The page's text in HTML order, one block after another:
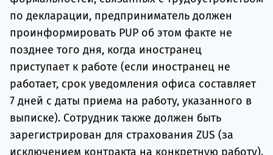
по декларации, предприниматель должен
проинформировать PUP об этом факте не
позднее того дня, когда иностранец
приступает к работе (если иностранец не
работает, срок уведомления офиса составляет
7 дней с даты приема на работу, указанного в
выписке). Сотрудник также должен быть
зарегистрирован для страхования ZUS (за
исключением контракта на конкретную работу).